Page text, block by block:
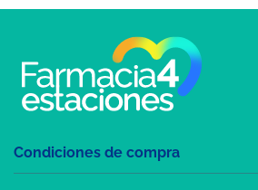
Condiciones de compra